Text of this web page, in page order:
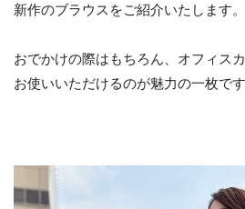
新作のブラウスをご紹介いたします。
おでかけの際はもちろん、オフィス
お使いいただけるのが魅力の一枚です